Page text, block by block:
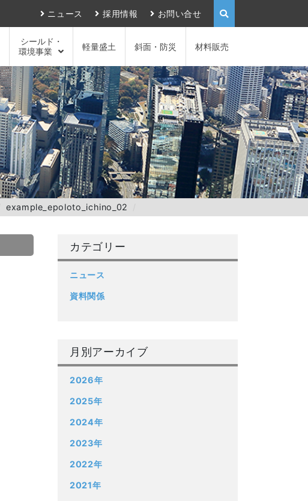
ニュース 採用情報 お問い合せ
シールド・
環境事業
軽量盛土 斜面・防災 材料販売
example_epoloto_ichino_02
カテゴリー
ニュース
資料関係
月別アーカイブ
2026年
2025年
2024年
2023年
2022年
2021年